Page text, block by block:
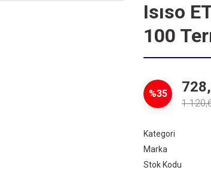
Isıso
100
%35
Kategori
Marka
Stok Kodu